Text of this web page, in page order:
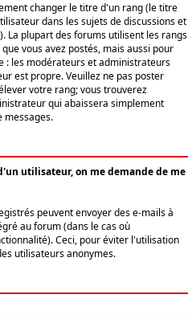
changer le titre d'un rang (le titre
dans les sujets de discussions et
La plupart des forums utilisent les rangs
vous avez postés, mais aussi pour
: les modérateurs et administrateurs
est propre. Veuillez ne pas poster
votre rang; vous trouverez
qui abaissera simplement
messages.
utilisateur, on me demande de me
peuvent envoyer des e-mails à
au forum (dans le cas où
Ceci, pour éviter l'utilisation
utilisateurs anonymes.